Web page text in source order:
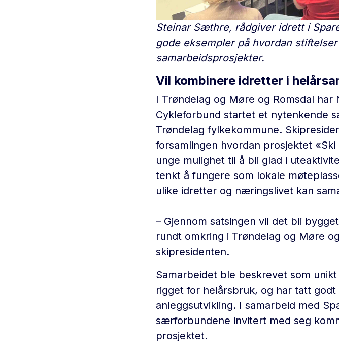
Steinar Sæthre, rådgiver idrett i
gode eksempler på hvordan
samarbeidsprosjekter.
Vil kombinere idretter i
I Trøndelag og Møre og Romsdal
Cykleforbund startet et nytenkende
Trøndelag fylkekommune.
forsamlingen hvordan prosjektet
unge mulighet til å bli glad i
tenkt å fungere som lokale
ulike idretter og næringslivet kan
– Gjennom satsingen vil det bli
rundt omkring i Trøndelag og Møre
skipresidenten.
Samarbeidet ble beskrevet som
rigget for helårsbruk, og har tatt
anleggsutvikling. I samarbeid med
særforbundene invitert med seg
prosjektet.